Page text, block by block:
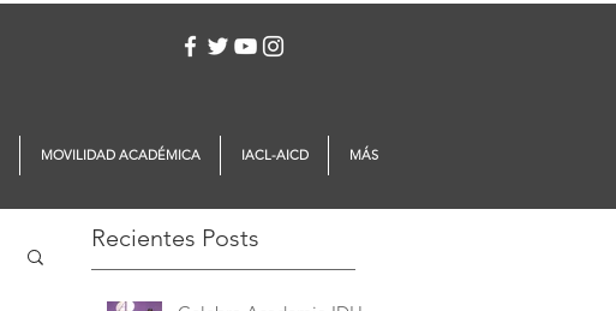
Recientes Posts
MOVILIDAD ACADÉMICA IACL-AICD MÁS